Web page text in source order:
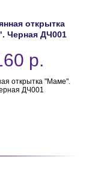
открытка
Черная ДЧ001
р.
открытка "Маме".
ДЧ001